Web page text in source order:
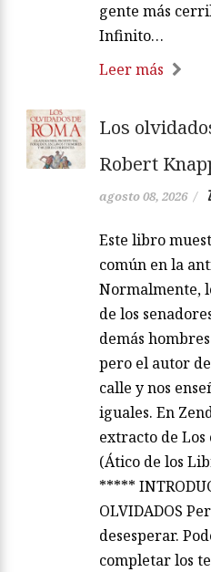
gente más
Infinito…
Leer más
Los
Robert
agosto 08, 2026 /
Este libro
común en la
Normalmente,
de los
demás
pero el autor
calle y nos
iguales. En
extracto de Los
(Ático de los
*****
OLVIDADOS
desesperar.
completar los